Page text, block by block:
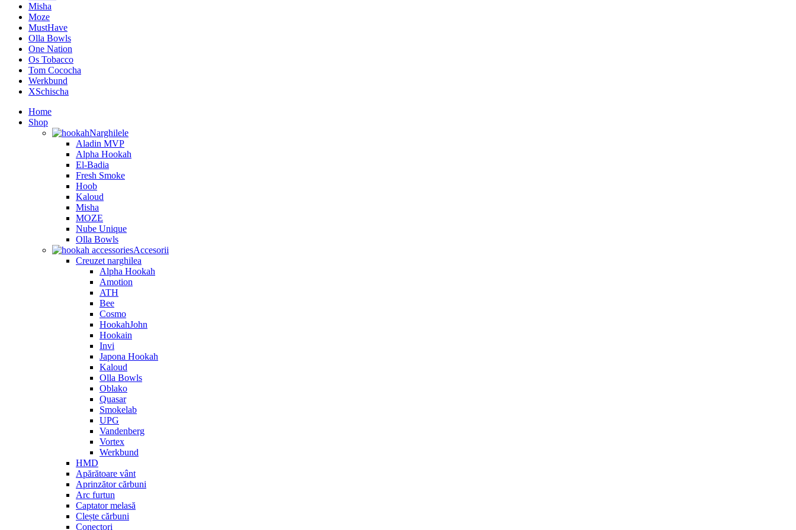
Misha
Moze
MustHave
Olla Bowls
One Nation
Os Tobacco
Tom Cococha
Werkbund
XSchischa
Home
Shop
Narghilele
Aladin MVP
Alpha Hookah
El-Badia
Fresh Smoke
Hoob
Kaloud
Misha
MOZE
Nube Unique
Olla Bowls
Accesorii
Creuzet narghilea
Alpha Hookah
Amotion
ATH
Bee
Cosmo
HookahJohn
Hookain
Invi
Japona Hookah
Kaloud
Olla Bowls
Oblako
Quasar
Smokelab
UPG
Vandenberg
Vortex
Werkbund
HMD
Apărătoare vânt
Aprinzător cărbuni
Arc furtun
Captator melasă
Clește cărbuni
Conectori